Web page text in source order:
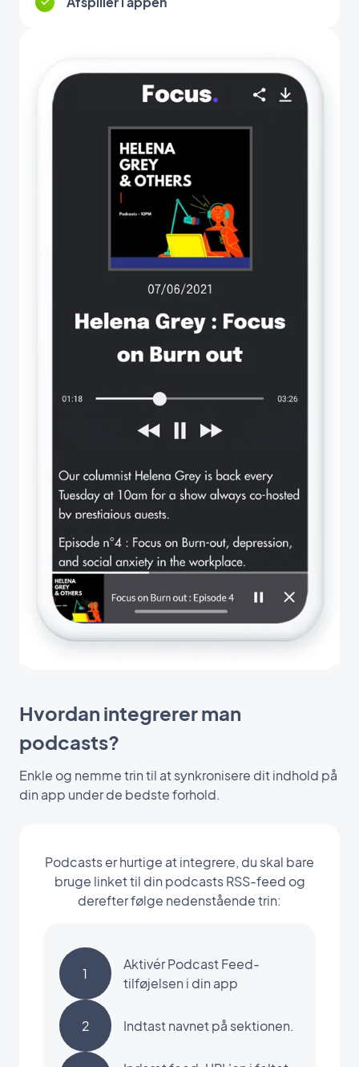
Hvordan integrerer man
podcasts?
Enkle og nemme trin til at synkronisere dit indhold på
din app under de bedste forhold.
Podcasts er hurtige at integrere, du skal bare
bruge linket til din podcasts RSS-feed og
derefter følge nedenstående trin:
1
Aktivér Podcast Feed-
tilføjelsen i din app
2 Indtast navnet på sektionen.